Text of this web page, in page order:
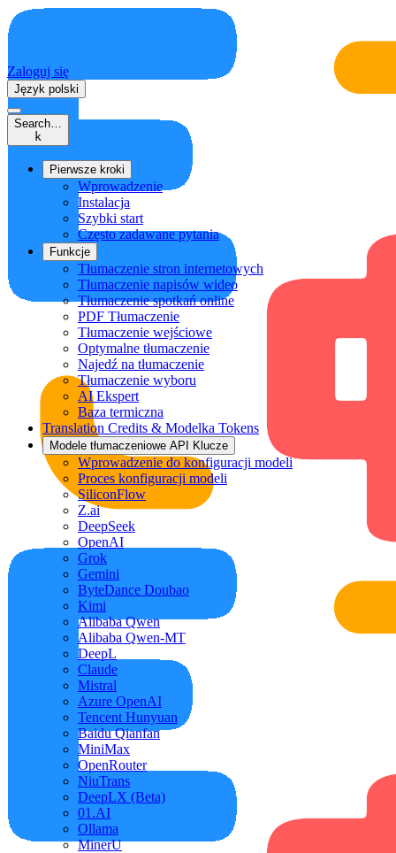
Zaloguj się
Język polski
Search…
k
Pierwsze kroki
Wprowadzenie
Instalacja
Szybki start
Często zadawane pytania
Funkcje
Tłumaczenie stron internetowych
Tłumaczenie napisów wideo
Tłumaczenie spotkań online
PDF Tłumaczenie
Tłumaczenie wejściowe
Optymalne tłumaczenie
Najedź na tłumaczenie
Tłumaczenie wyboru
AI Ekspert
Baza termiczna
Translation Credits & Modelka Tokens
Modele tłumaczeniowe API Klucze
Wprowadzenie do konfiguracji modeli
Proces konfiguracji modeli
SiliconFlow
Z.ai
DeepSeek
OpenAI
Grok
Gemini
ByteDance Doubao
Kimi
Alibaba Qwen
Alibaba Qwen-MT
DeepL
Claude
Mistral
Azure OpenAI
Tencent Hunyuan
Baidu Qianfan
MiniMax
OpenRouter
NiuTrans
DeepLX (Beta)
01.AI
Ollama
MinerU